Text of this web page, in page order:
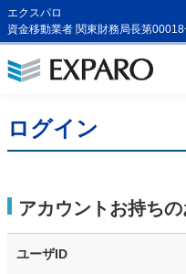
エクスパロ
資金移動業者 関東財務局長第00018
ログイン
アカウントお持ち
ユーザID